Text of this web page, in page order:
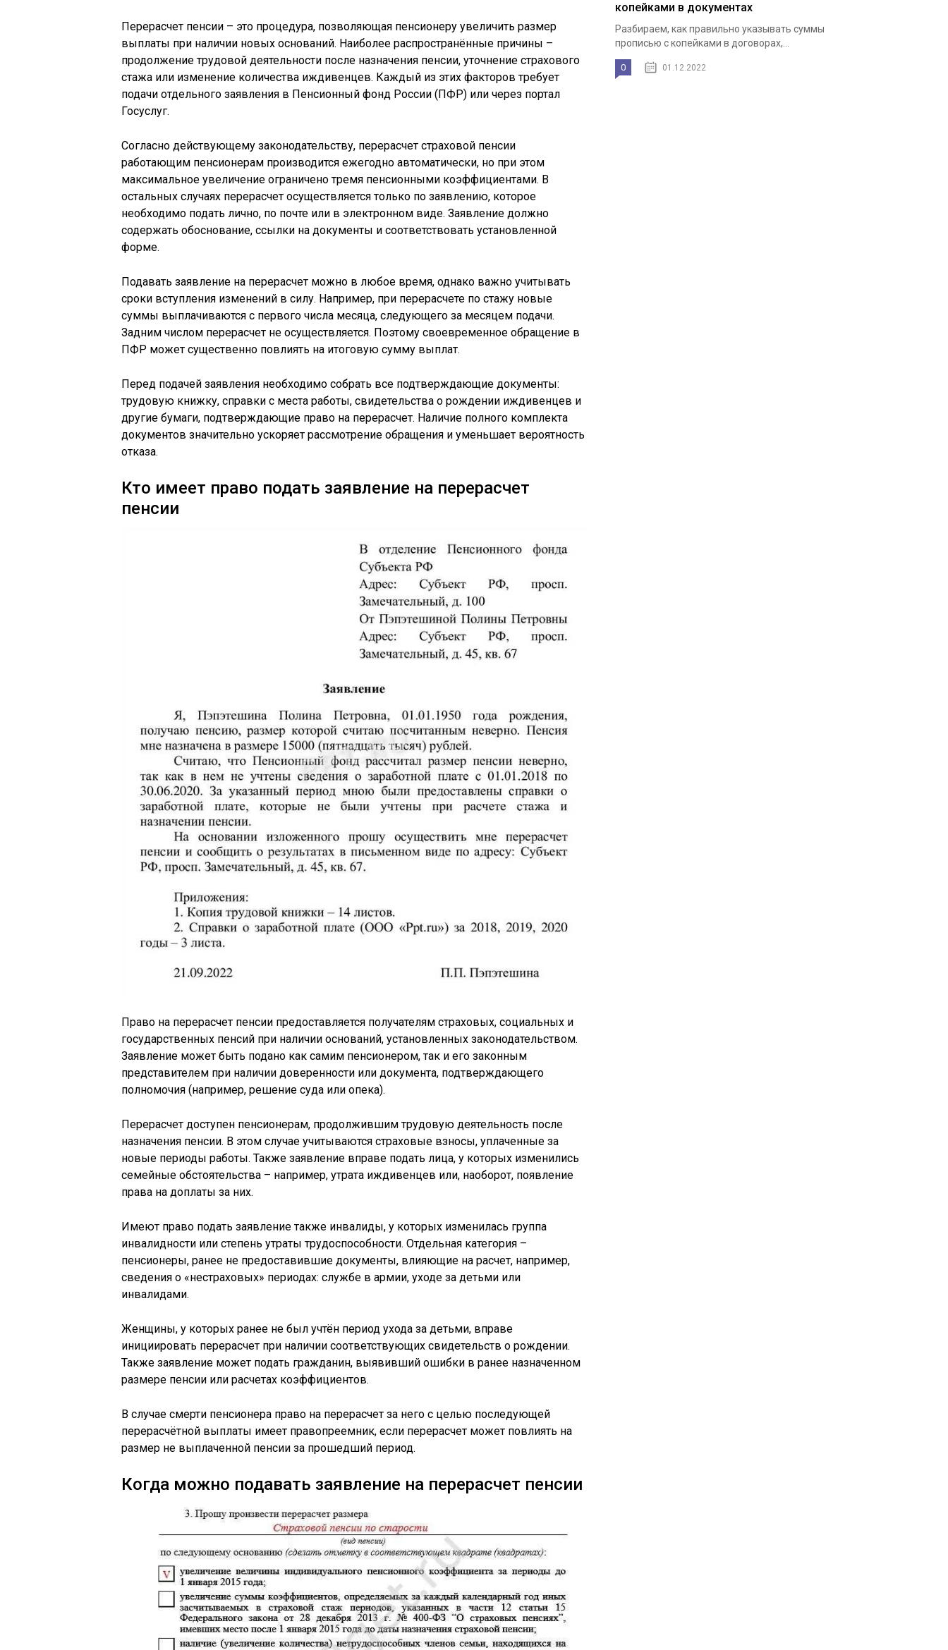
Перерасчет пенсии – это процедура, позволяющая пенсионеру увеличить размер
выплаты при наличии новых оснований. Наиболее распространённые причины –
продолжение трудовой деятельности после назначения пенсии, уточнение страхового
стажа или изменение количества иждивенцев. Каждый из этих факторов требует
подачи отдельного заявления в Пенсионный фонд России (ПФР) или через портал
Госуслуг.
Согласно действующему законодательству, перерасчет страховой пенсии
работающим пенсионерам производится ежегодно автоматически, но при этом
максимальное увеличение ограничено тремя пенсионными коэффициентами. В
остальных случаях перерасчет осуществляется только по заявлению, которое
необходимо подать лично, по почте или в электронном виде. Заявление должно
содержать обоснование, ссылки на документы и соответствовать установленной
форме.
Подавать заявление на перерасчет можно в любое время, однако важно учитывать
сроки вступления изменений в силу. Например, при перерасчете по стажу новые
суммы выплачиваются с первого числа месяца, следующего за месяцем подачи.
Задним числом перерасчет не осуществляется. Поэтому своевременное обращение в
ПФР может существенно повлиять на итоговую сумму выплат.
Перед подачей заявления необходимо собрать все подтверждающие документы:
трудовую книжку, справки с места работы, свидетельства о рождении иждивенцев и
другие бумаги, подтверждающие право на перерасчет. Наличие полного комплекта
документов значительно ускоряет рассмотрение обращения и уменьшает вероятность
отказа.
Кто имеет право подать заявление на перерасчет
пенсии
Право на перерасчет пенсии предоставляется получателям страховых, социальных и
государственных пенсий при наличии оснований, установленных законодательством.
Заявление может быть подано как самим пенсионером, так и его законным
представителем при наличии доверенности или документа, подтверждающего
полномочия (например, решение суда или опека).
Перерасчет доступен пенсионерам, продолжившим трудовую деятельность после
назначения пенсии. В этом случае учитываются страховые взносы, уплаченные за
новые периоды работы. Также заявление вправе подать лица, у которых изменились
семейные обстоятельства – например, утрата иждивенцев или, наоборот, появление
права на доплаты за них.
Имеют право подать заявление также инвалиды, у которых изменилась группа
инвалидности или степень утраты трудоспособности. Отдельная категория –
пенсионеры, ранее не предоставившие документы, влияющие на расчет, например,
сведения о «нестраховых» периодах: службе в армии, уходе за детьми или
инвалидами.
Женщины, у которых ранее не был учтён период ухода за детьми, вправе
инициировать перерасчет при наличии соответствующих свидетельств о рождении.
Также заявление может подать гражданин, выявивший ошибки в ранее назначенном
размере пенсии или расчетах коэффициентов.
В случае смерти пенсионера право на перерасчет за него с целью последующей
перерасчётной выплаты имеет правопреемник, если перерасчет может повлиять на
размер не выплаченной пенсии за прошедший период.
Когда можно подавать заявление на перерасчет пенсии
копейками в документах
Разбираем, как правильно указывать суммы
прописью с копейками в договорах,...
0 01.12.2022